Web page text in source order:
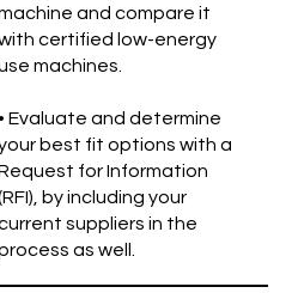
and compare it
certified low-energy
machines.
• Evaluate and determine
best fit options with a
for Information
by including your
suppliers in the
as well.